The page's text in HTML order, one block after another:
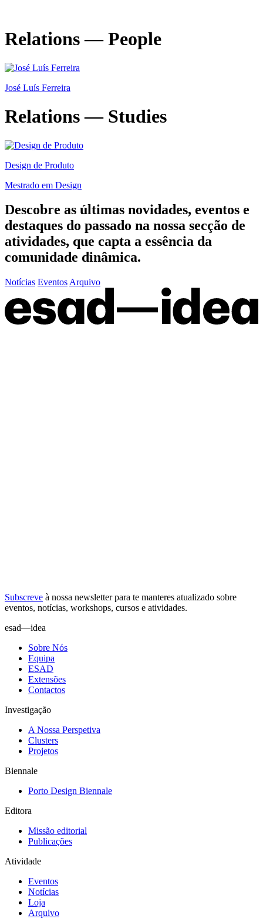
Relations — People
José Luís Ferreira
Relations — Studies
Design de Produto
Mestrado em Design
Descobre as últimas novidades, eventos e
destaques do passado na nossa secção de
atividades, que capta a essência da
comunidade dinâmica.
Notícias Eventos Arquivo
Subscreve à nossa newsletterpara te manteres atualizado sobre
eventos, notícias, workshops, cursos e atividades.
esad—idea
Sobre Nós
Equipa
ESAD
Extensões
Contactos
Investigação
A Nossa Perspetiva
Clusters
Projetos
Biennale
Porto Design Biennale
Editora
Missão editorial
Publicações
Atividade
Eventos
Notícias
Loja
Arquivo